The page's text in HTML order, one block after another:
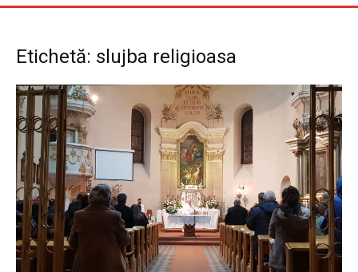
Etichetă: slujba religioasa